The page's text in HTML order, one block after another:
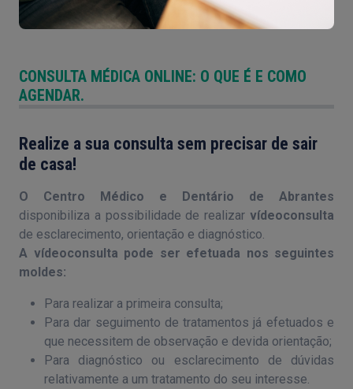
CONSULTA MÉDICA ONLINE: O QUE É E COMO
AGENDAR.
Realize a sua consulta sem precisar de sair
de casa!
O Centro Médico e Dentário de Abrantes
disponibiliza a possibilidade de realizar vídeoconsulta
de esclarecimento, orientação e diagnóstico.
A vídeoconsulta pode ser efetuada nos seguintes
moldes:
Para realizar a primeira consulta;
Para dar seguimento de tratamentos já efetuados e
que necessitem de observação e devida orientação;
Para diagnóstico ou esclarecimento de dúvidas
relativamente a um tratamento do seu interesse.